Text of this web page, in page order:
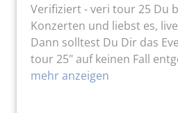
Verifiziert - veri tour 25 Du
Konzerten und liebst es,
Dann solltest Du Dir das
tour 25" auf keinen Fall
mehr anzeigen